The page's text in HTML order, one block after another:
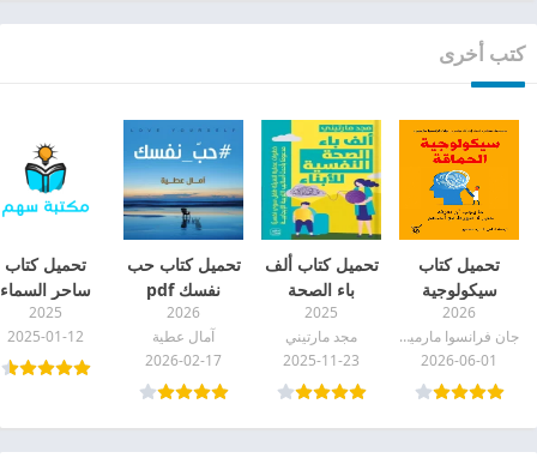
كتب أخرى
تحميل كتاب
سيكولوجية
الحماقة pdf
2026
جان فرانسوا مارميون
2026-06-01
تحميل كتاب ألف
باء الصحة
النفسية للأبناء
pdf
2025
مجد مارتيني
2025-11-23
تحميل كتاب حب
نفسك pdf
2026
آمال عطية
2026-02-17
تحميل كتاب
ساحر السماء
pdf
2025
2025-01-12